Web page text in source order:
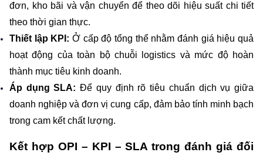
đơn, kho bãi và vận chuyển để theo dõi hiệu suất chi tiết
theo thời gian thực.
Thiết lập KPI: Ở cấp độ tổng thể nhằm đánh giá hiệu quả
hoạt động của toàn bộ chuỗi logistics và mức độ hoàn
thành mục tiêu kinh doanh.
Áp dụng SLA: Để quy định rõ tiêu chuẩn dịch vụ giữa
doanh nghiệp và đơn vị cung cấp, đảm bảo tính minh bạch
trong cam kết chất lượng.
Kết hợp OPI – KPI – SLA trong đánh giá đối